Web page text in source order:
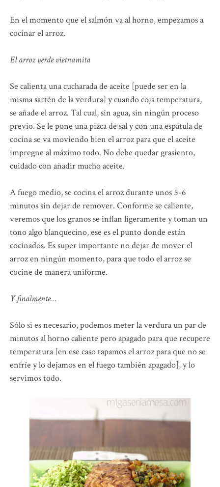
En el momento que el salmón va al horno, empezamos a
cocinar el arroz.
El arroz verde vietnamita
Se calienta una cucharada de aceite [puede ser en la
misma sartén de la verdura] y cuando coja temperatura,
se añade el arroz. Tal cual, sin agua, sin ningún proceso
previo. Se le pone una pizca de sal y con una espátula de
cocina se va moviendo bien el arroz para que el aceite
impregne al máximo todo. No debe quedar grasiento,
cuidado con añadir mucho aceite.
A fuego medio, se cocina el arroz durante unos 5-6
minutos sin dejar de remover. Conforme se caliente,
veremos que los granos se inflan ligeramente y toman un
tono algo blanquecino, ese es el punto donde están
cocinados. Es super importante no dejar de mover el
arroz en ningún momento, para que todo el arroz se
cocine de manera uniforme.
Y finalmente…
Sólo si es necesario, podemos meter la verdura un par de
minutos al horno caliente pero apagado para que recupere
temperatura [en ese caso tapamos el arroz para que no se
enfríe y lo dejamos en el fuego también apagado], y lo
servimos todo.